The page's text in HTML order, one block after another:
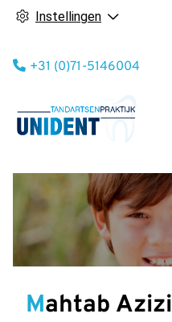
Instellingen
Tel:
+31 (0)71-5146004
Mahtab Azizi